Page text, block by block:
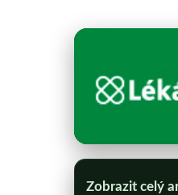
Zobrazit celý